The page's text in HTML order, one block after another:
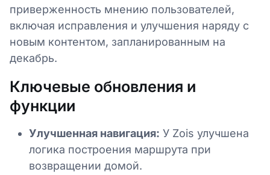
приверженность мнению пользователей,
включая исправления и улучшения наряду с
новым контентом, запланированным на
декабрь.
Ключевые обновления и
функции
Улучшенная навигация: У Zois улучшена
логика построения маршрута при
возвращении домой.